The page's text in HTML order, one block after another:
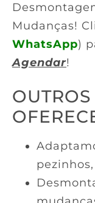
Mudanças!
WhatsApp)
Agendar!